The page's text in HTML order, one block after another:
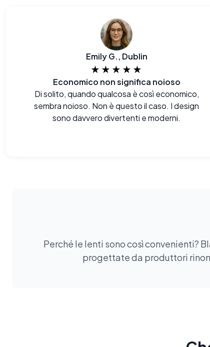
Emily G., Dublin
★★★★★
Economico non significa noioso
Di solito, quando qualcosa è così economico,
sembra noioso. Non è questo il caso. I design
sono davvero divertenti e moderni.
Perché le lenti sono così convenienti?
progettate da produttori